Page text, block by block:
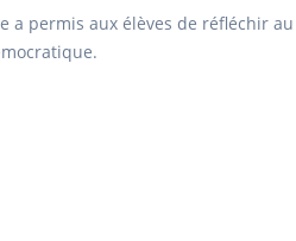
a permis aux élèves de réfléchir